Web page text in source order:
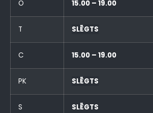
O 15.00 – 19.00
T SLĒGTS
C 15.00 – 19.00
PK SLĒGTS
S SLĒGTS